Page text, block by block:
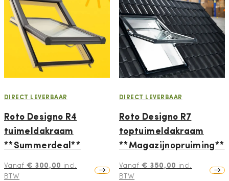
DIRECT LEVERBAAR
Roto Designo R4
tuimeldakraam
**Summerdeal**
Vanaf€ 300,00 incl.
BTW
DIRECT LEVERBAAR
Roto Designo R7
toptuimeldakraam
**Magazijnopruiming**
Vanaf€ 350,00 incl.
BTW